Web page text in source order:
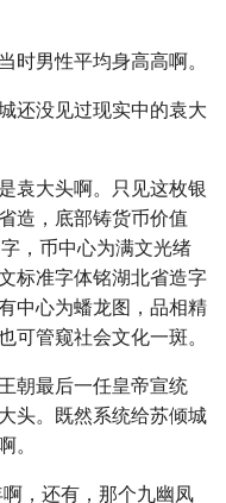
时男性平均身高高啊。
还没见过现实中的袁大
袁大头啊。只见这枚银
造，底部铸货币价值
，币中心为满文光绪
标准字体铭湖北省造字
中心为蟠龙图，品相精
可管窥社会文化一斑。
朝最后一任皇帝宣统
头。既然系统给苏倾城
。
，还有，那个九幽凤